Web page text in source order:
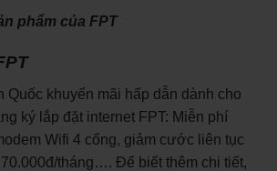
phẩm của FPT
Quốc khuyến mãi hấp dẫn dành cho
ký lắp đặt internet FPT: Miễn phí
Wifi 4 cổng, giảm cước liên tục
tháng…. Để biết thêm chi tiết,